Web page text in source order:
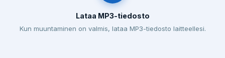
Lataa MP3-tiedosto
Kun muuntaminen on valmis, lataa MP3-tiedosto laitteellesi.